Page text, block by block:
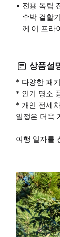
전용 독립
수박 겉핥
께 이 프라
상품설
* 다양한 패
* 인기 명소
* 개인 전세
일정은 더욱
여행 일자를